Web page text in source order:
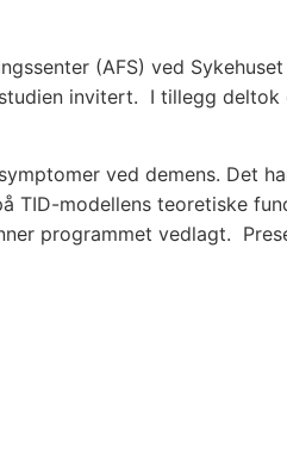
(AFS) ved Sykehuset
invitert. I tillegg
ved demens. Det
TID-modellens teoretiske
programmet vedlagt.